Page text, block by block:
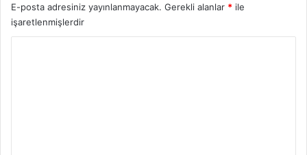
E-posta adresiniz yayınlanmayacak. Gerekli alanlar * ile
işaretlenmişlerdir